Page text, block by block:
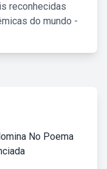
reconhecidas
do mundo -
No Poema